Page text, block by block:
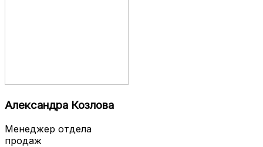
Александра Козлова
Менеджер отдела
продаж